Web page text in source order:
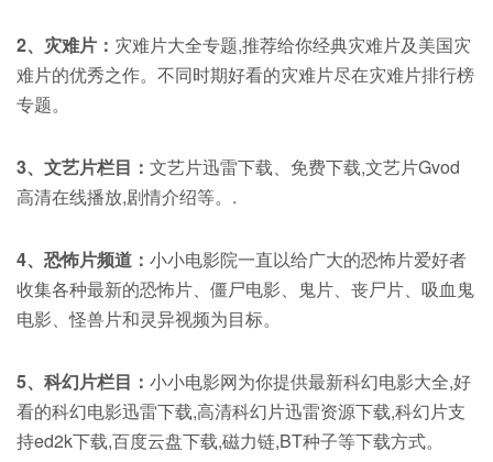
2、灾难片： 灾难片大全专题,推荐给你经典灾难片及美国灾
难片的优秀之作。不同时期好看的灾难片尽在灾难片排行榜
专题。
3、文艺片栏目： 文艺片迅雷下载、免费下载,文艺片Gvod
高清在线播放,剧情介绍等。.
4、恐怖片频道： 小小电影院一直以给广大的恐怖片爱好者
收集各种最新的恐怖片、僵尸电影、鬼片、丧尸片、吸血鬼
电影、怪兽片和灵异视频为目标。
5、科幻片栏目： 小小电影网为你提供最新科幻电影大全,好
看的科幻电影迅雷下载,高清科幻片迅雷资源下载,科幻片支
持ed2k下载,百度云盘下载,磁力链,BT种子等下载方式。